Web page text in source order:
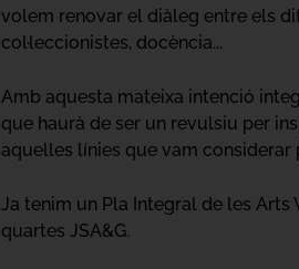
volem renovar el diàleg entre els
col·leccionistes, docència...
Amb aquesta mateixa intenció
que haurà de ser un revulsiu per
aquelles línies que vam considerar
Ja tenim un Pla Integral de les
quartes JSA&G.